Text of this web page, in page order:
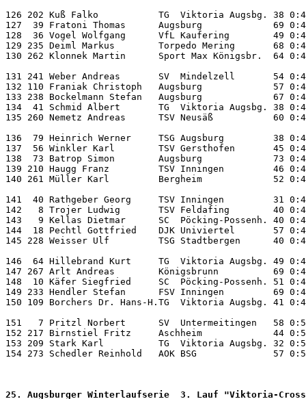
126 202 Kuß Falko           TG  Viktoria
127  39 Fratoni Thomas      Augsburg
128  36 Vogel Wolfgang      VfL Kaufering
129 235 Deiml Markus        Torpedo Mering
130 262 Klonnek Martin      Sport Max Königsbr.
131 241 Weber Andreas       SV  Mindelzell
132 110 Franiak Christoph   Augsburg
133 238 Bockelmann Stefan   Augsburg
134  41 Schmid Albert       TG  Viktoria
135 260 Nemetz Andreas      TSV Neusäß
136  79 Heinrich Werner     TSG Augsburg
137  56 Winkler Karl        TSV Gersthofen
138  73 Batrop Simon        Augsburg
139 210 Haugg Franz         TSV Inningen
140 261 Müller Karl         Bergheim
141  40 Rathgeber Georg     TSV Inningen
142   8 Trojer Ludwig       TSV Feldafing
143   9 Kellas Dietmar      SC  Pöcking-
144  18 Pechtl Gottfried    DJK Univiertel
145 228 Weisser Ulf         TSG Stadtbergen
146  64 Hillebrand Kurt     TG  Viktoria Augsbg.
147 267 Arlt Andreas        Königsbrunn
148  10 Käfer Siegfried     SC  Pöcking-
149 233 Hendler Stefan      FSV Inningen
150 109 Borchers Dr. Hans-H.TG  Viktoria
151   7 Pritzl Norbert      SV  Untermeitingen
152 217 Birnstiel Fritz     Aschheim
153 209 Stark Karl          TG  Viktoria Augsbg.
154 273 Schedler Reinhold   AOK BSG
25. Augsburger Winterlaufserie  3. Lauf "Viktoria-